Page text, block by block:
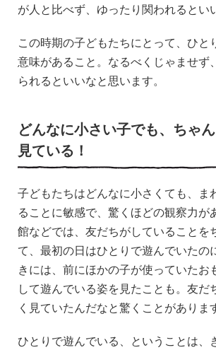
が人と比べず、ゆったり関われるとい
この時期の子どもたちにとって、ひと
意味があること。なるべくじゃませず
られるといいなと思います。
どんなに小さい子でも、ちゃ
見ている！
子どもたちはどんなに小さくても、ま
ることに敏感で、驚くほどの観察力が
館などでは、友だちがしていることを
て、最初の日はひとりで遊んでいたの
きには、前にほかの子が使っていたお
して遊んでいる姿を見たことも。友だ
く見ていたんだなと驚くことがありま
ひとりで遊んでいる、ということは、